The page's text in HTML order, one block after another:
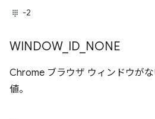
-2
WINDOW_ ID NONE
Chrome ブラウザ ウィンドウが
値。